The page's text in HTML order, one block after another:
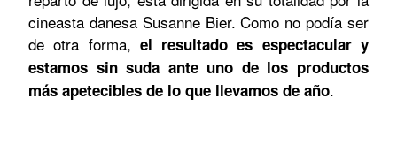
cineasta danesa Susanne Bier. Como no podía ser
de otra forma, el resultado es espectacular y
estamos sin suda ante uno de los productos
más apetecibles de lo que llevamos de año.